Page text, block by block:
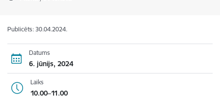
Publicēts: 30.04.2024.
Datums
6. jūnijs, 2024
Laiks
10.00–11.00